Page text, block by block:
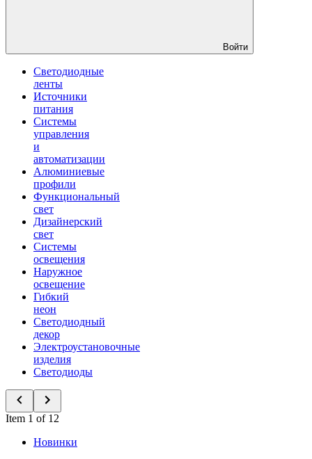
Войти
Светодиодные
ленты
Источники
питания
Системы
управления
и
автоматизации
Алюминиевые
профили
Функциональный
свет
Дизайнерский
свет
Системы
освещения
Наружное
освещение
Гибкий
неон
Светодиодный
декор
Электроустановочные
изделия
Светодиоды
Item 1 of 12
Новинки